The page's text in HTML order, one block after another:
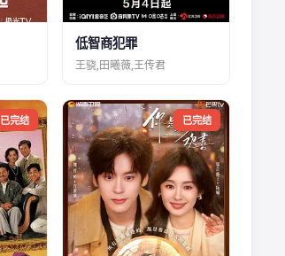
低智商犯罪
王骁,田曦薇,王传君
已完结 已完结